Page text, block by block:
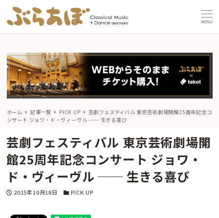
MENU
ホーム 記事一覧 PICK UP
芸劇フェスティバル 東京芸術劇場開館25周年記念コ
ンサート ジョワ・ド・ヴィーヴル ── 生きる喜び
芸劇フェスティバル 東京芸術劇場開
館25周年記念コンサート ジョワ・
ド・ヴィーヴル ── 生きる喜び
投稿日
2015年10月18日 カテゴリー
PICK UP